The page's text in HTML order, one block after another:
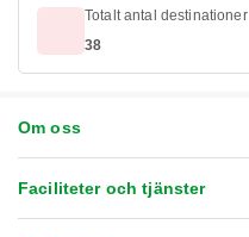
Totalt antal destinationer
38
Om oss
Faciliteter och tjänster